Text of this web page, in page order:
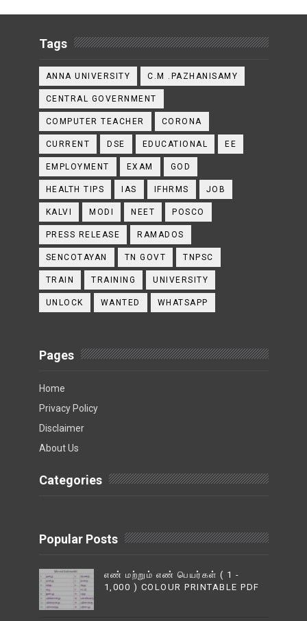
Tags
ANNA UNIVERSITY C.M .PAZHANISAMY
CENTRAL GOVERNMENT
COMPUTER TEACHER CORONA
CURRENT DSE EDUCATIONAL EE
EMPLOYMENT EXAM GOD
HEALTH TIPS IAS IFHRMS JOB
KALVI MODI NEET POSCO
PRESS RELEASE RAMADOS
SENCOTAYAN TN GOVT TNPSC
TRAIN TRAINING UNIVERSITY
UNLOCK WANTED WHATSAPP
Pages
Home
Privacy Policy
Disclaimer
About Us
Categories
Popular Posts
எண் மற்றும் எண் பெயர்கள் ( 1 -
1,000 ) COLOUR PRINTABLE PDF